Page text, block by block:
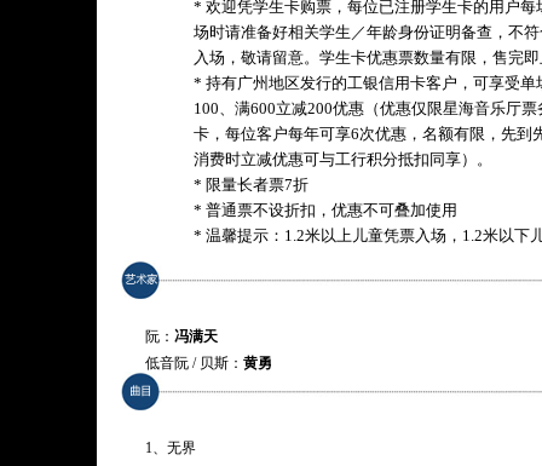
* 欢迎凭学生卡购票，每位已注册学生卡的用户
场时请准备好相关学生／年龄身份证明备查，不
入场，敬请留意。学生卡优惠票数量有限，售完
* 持有广州地区发行的工银信用卡客户，可享受单
100、满600立减200优惠（优惠仅限星海音乐厅
卡，每位客户每年可享6次优惠，名额有限，先到
消费时立减优惠可与工行积分抵扣同享）。
* 限量长者票7折
* 普通票不设折扣，优惠不可叠加使用
* 温馨提示：1.2米以上儿童凭票入场，1.2米以下
阮： 冯满天
低音阮 / 贝斯： 黄勇
打击乐 ：于雷
电子音乐：
1、无界